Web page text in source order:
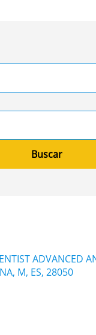
ADVANCED
M, ES, 28050